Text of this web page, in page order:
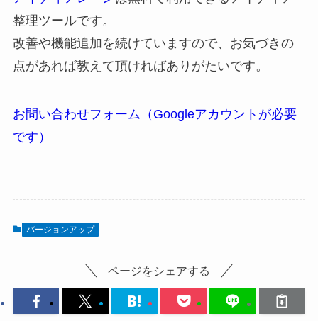
整理ツールです。
改善や機能追加を続けていますので、お気づきの
点があれば教えて頂ければありがたいです。
お問い合わせフォーム（Googleアカウントが必要
です）
バージョンアップ
ページをシェアする